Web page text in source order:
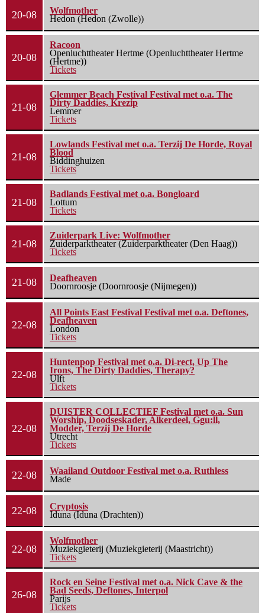
20-08
Wolfmother
Hedon (Hedon (Zwolle))
20-08
Racoon
Openluchttheater Hertme (Openluchttheater Hertme
(Hertme))
Tickets
21-08
Glemmer Beach Festival Festival met o.a. The
Dirty Daddies, Krezip
Lemmer
Tickets
21-08
Lowlands Festival met o.a. Terzij De Horde, Royal
Blood
Biddinghuizen
Tickets
21-08
Badlands Festival met o.a. Bongloard
Lottum
Tickets
21-08
Zuiderpark Live: Wolfmother
Zuiderparktheater (Zuiderparktheater (Den Haag))
Tickets
21-08
Deafheaven
Doornroosje (Doornroosje (Nijmegen))
22-08
All Points East Festival Festival met o.a. Deftones,
Deafheaven
London
Tickets
22-08
Huntenpop Festival met o.a. Di-rect, Up The
Irons, The Dirty Daddies, Therapy?
Ulft
Tickets
22-08
DUISTER COLLECTIEF Festival met o.a. Sun
Worship, Doodseskader, Alkerdeel, Ggu:ll,
Modder, Terzij De Horde
Utrecht
Tickets
22-08
Waailand Outdoor Festival met o.a. Ruthless
Made
22-08
Cryptosis
Iduna (Iduna (Drachten))
22-08
Wolfmother
Muziekgieterij (Muziekgieterij (Maastricht))
Tickets
26-08
Rock en Seine Festival met o.a. Nick Cave & the
Bad Seeds, Deftones, Interpol
Parijs
Tickets